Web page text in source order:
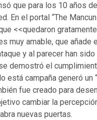
que para los 10 años
En el portal “The
<<quedaron
muy amable, que
y al parecer han
demostró el
está campaña generó
fue creado para
cambiar la
nuevas puertas.